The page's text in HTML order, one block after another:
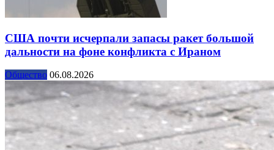
США почти исчерпали запасы ракет большой
дальности на фоне конфликта с Ираном
Общество 06.08.2026